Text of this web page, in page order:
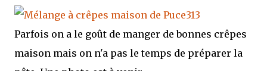
Parfois on a le goût de manger de bonnes crêpes
maison mais on n'a pas le temps de préparer la